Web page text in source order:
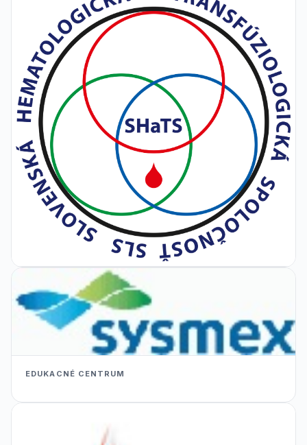
EDUKACNÉ CENTRUM